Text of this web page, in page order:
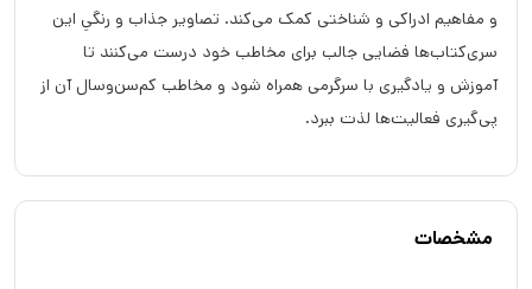
و مفاهیم ادراکی و شناختی کمک می‌کند. تصاویر جذاب و رنگیِ این
سری‌کتاب‌ها فضایی جالب برای مخاطب خود درست می‌کنند تا
آموزش و یادگیری با سرگرمی همراه شود و مخاطب کم‌سن‌وسال آن از
پی‌گیری فعالیت‌ها لذت ببرد.
مشخصات